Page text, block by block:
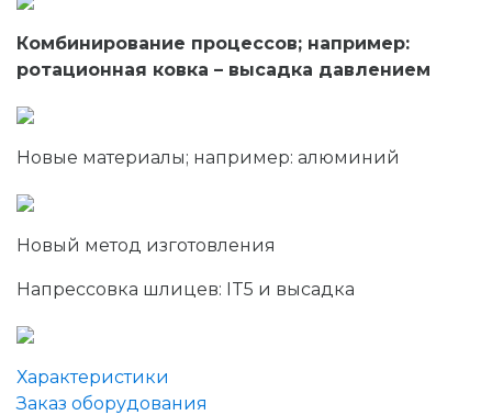
Комбинирование процессов; например:
ротационная ковка – высадка давлением
Новые материалы; например: алюминий
Новый метод изготовления
Напрессовка шлицев: IT5 и высадка
Характеристики
Заказ оборудования